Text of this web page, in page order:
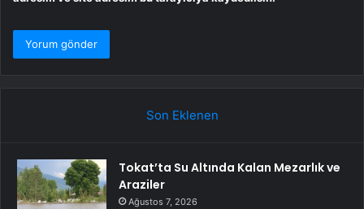
Son Eklenen
Tokat’ta Su Altında Kalan Mezarlık ve
Araziler
Ağustos 7, 2026